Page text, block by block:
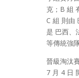
克；B 組
C 組 則由
是 巴西、
等傳統強
晉級淘汰
7 月 4 日